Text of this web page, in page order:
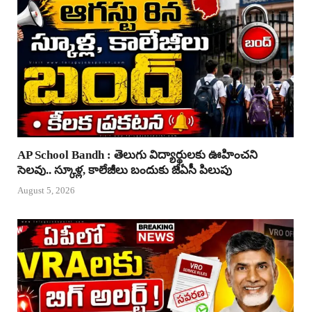
AP School Bandh : తెలుగు విద్యార్థులకు ఊహించని
సెలవు.. స్కూళ్ల, కాలేజీలు బందుకు జేఏసీ పిలుపు
August 5, 2026